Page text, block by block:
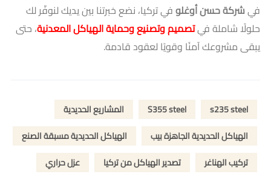
فيشركة حسن أوغلوفي تركيا، نضع خبرتنا بين يديك لنوفّر لك
حلولًا شاملة فيتصميم وتصنيع وحماية الهياكل المعدنية، حتى
يبقى مشروعك آمنًا وقويًا لعقود قادمة.
s235 steel
S355 steel
المشاريع الحديدية
الهياكل الحديدية الجاهزة بيب
الهياكل الحديدية مسبقة الصنع
تركيب الهناغر
تصدير الهياكل من تركيا
عزل حراري